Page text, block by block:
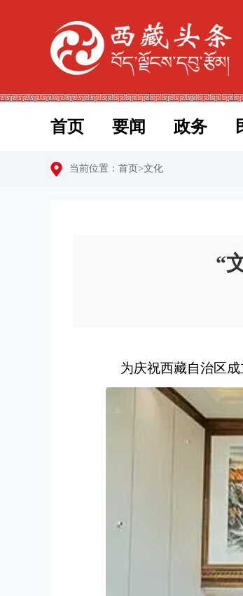
首页 要闻 政务
当前位置： 首页 >文化
“
为庆祝西藏自治区